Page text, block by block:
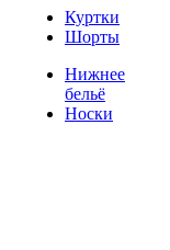
Куртки
Шорты
Нижнее
бельё
Носки